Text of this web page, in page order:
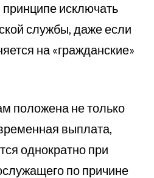
исключать
службы, даже если
на «гражданские»
положена не только
выплата,
однократно при
по причине